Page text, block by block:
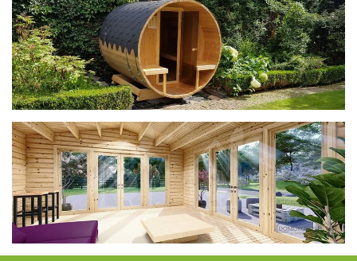
фотогалерея
Беседки CUBE
фотогалерея
БАНИ-БОЧКИ